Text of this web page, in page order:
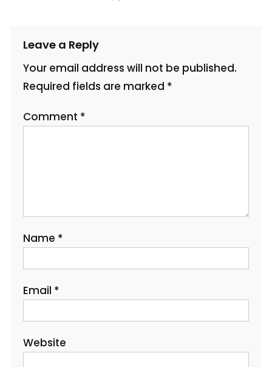
Leave a Reply
Your email address will not be published.
Required fields are marked *
Comment *
Name *
Email *
Website